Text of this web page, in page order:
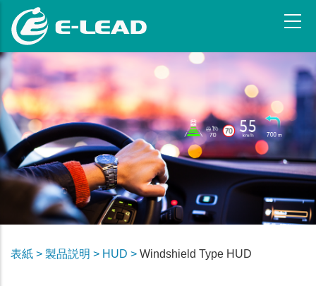
コ
テ
ン
ツ
に
移
動
表紙 > 製品説明 > HUD > Windshield Type HUD